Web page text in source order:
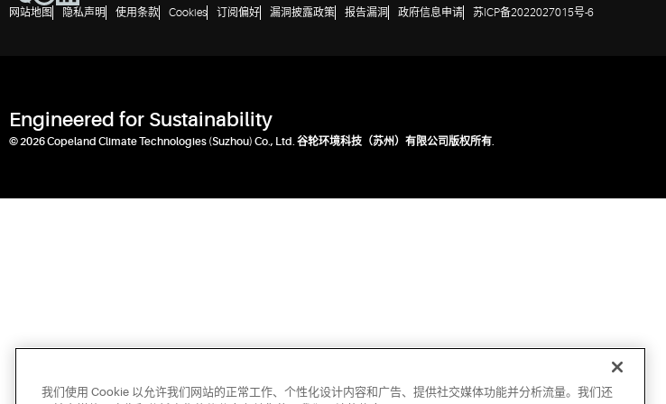
网站地图 隐私声明 使用条款 Cookies 订阅偏好 漏洞披露政策 报告漏洞 政府信息申请 苏ICP备2022027015号-6
Engineered for Sustainability
© 2026 Copeland Climate Technologies (Suzhou) Co., Ltd. 谷轮环境科技（苏州）有限公司版权所有.
我们使用 Cookie 以允许我们网站的正常工作、个性化设计内容和广告、提供社交媒体功能并分析流量。我们还